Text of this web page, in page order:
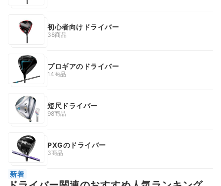
初心者向けドライバー
38商品
プロギアのドライバー
14商品
短尺ドライバー
98商品
PXGのドライバー
3商品
新着